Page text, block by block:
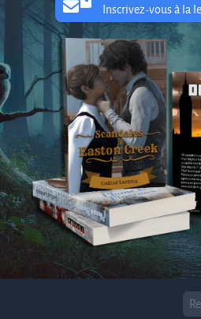
Inscrivez-vous à la